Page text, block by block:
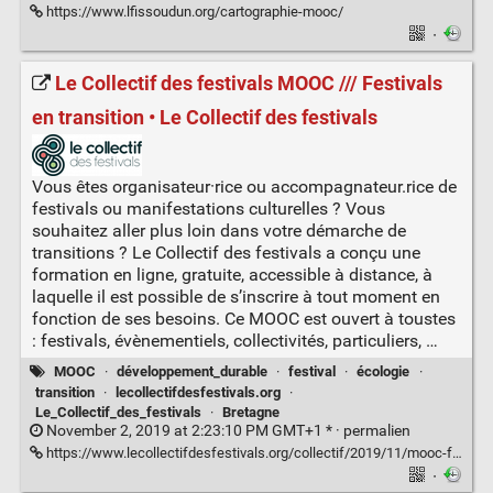
https://www.lfissoudun.org/cartographie-mooc/
·
Le Collectif des festivals MOOC /// Festivals
en transition • Le Collectif des festivals
Vous êtes organisateur·rice ou accompagnateur.rice de
festivals ou manifestations culturelles ? Vous
souhaitez aller plus loin dans votre démarche de
transitions ? Le Collectif des festivals a conçu une
formation en ligne, gratuite, accessible à distance, à
laquelle il est possible de s’inscrire à tout moment en
fonction de ses besoins. Ce MOOC est ouvert à toustes
: festivals, évènementiels, collectivités, particuliers, …
MOOC · développement_durable · festival · écologie
·
transition
· lecollectifdesfestivals.org
·
Le_Collectif_des_festivals
· Bretagne
November 2, 2019 at 2:23:10 PM GMT+1 * · permalien
https://www.lecollectifdesfestivals.org/collectif/2019/11/mooc-festivals-transition/
·